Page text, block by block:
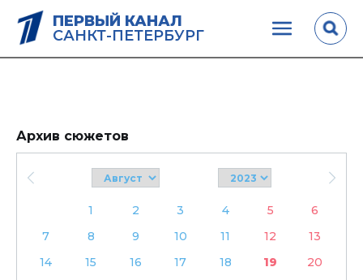
ПЕРВЫЙ КАНАЛ
САНКТ-ПЕТЕРБУРГ
Архив сюжетов
1 2 3 4 5
6
7
8 9 10 11 12
13
14
15 16 17 18 19
20